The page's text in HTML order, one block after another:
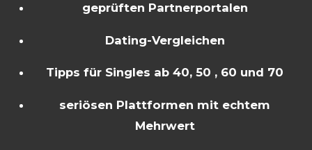
geprüften Partnerportalen
Dating-Vergleichen
Tipps für Singles ab 40, 50 , 60 und 70
seriösen Plattformen mit echtem
Mehrwert